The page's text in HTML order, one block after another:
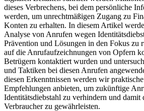
dieses‌ Verbrechens, bei dem persönliche
⁢werden,‌ um unrechtmäßigen Zugang⁣ zu
Konten zu ‌erhalten. ⁤In diesem Artikel
Analyse von Anrufen wegen⁢
Prävention und Lösungen in ‌den‌ Fokus zu
auf die Anrufaufzeichnungen von Opfern
Betrügern kontaktiert​ wurden ⁤und
und⁤ Taktiken bei diesen Anrufen
diesen Erkenntnissen werden wir
Empfehlungen anbieten, um zukünftige
Identitätsdiebstahl zu ‌verhindern ⁣und​ damit
Verbraucher zu gewährleisten.